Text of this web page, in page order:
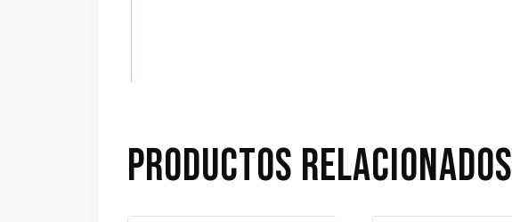
PRODUCTOS RELACIONADOS